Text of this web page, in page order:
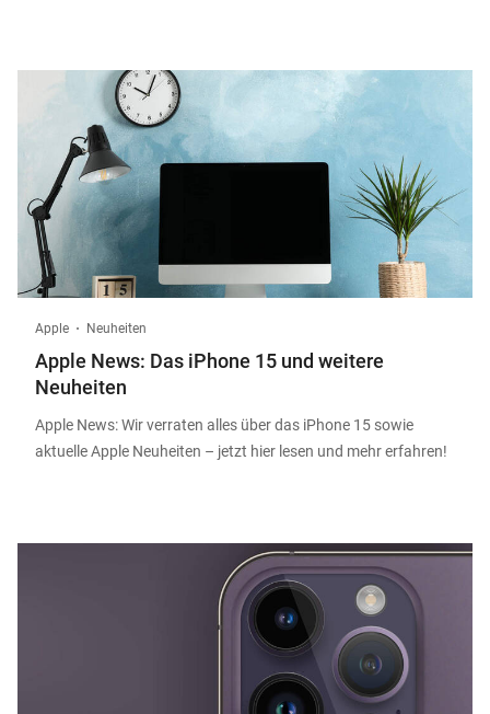
Apple Neuheiten
Apple News: Das iPhone 15 und weitere
Neuheiten
Apple News: Wir verraten alles über das iPhone 15 sowie
aktuelle Apple Neuheiten – jetzt hier lesen und mehr erfahren!